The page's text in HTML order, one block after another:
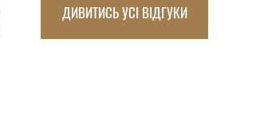
ДИВИТИСЬ УСІ ВІДГУКИ